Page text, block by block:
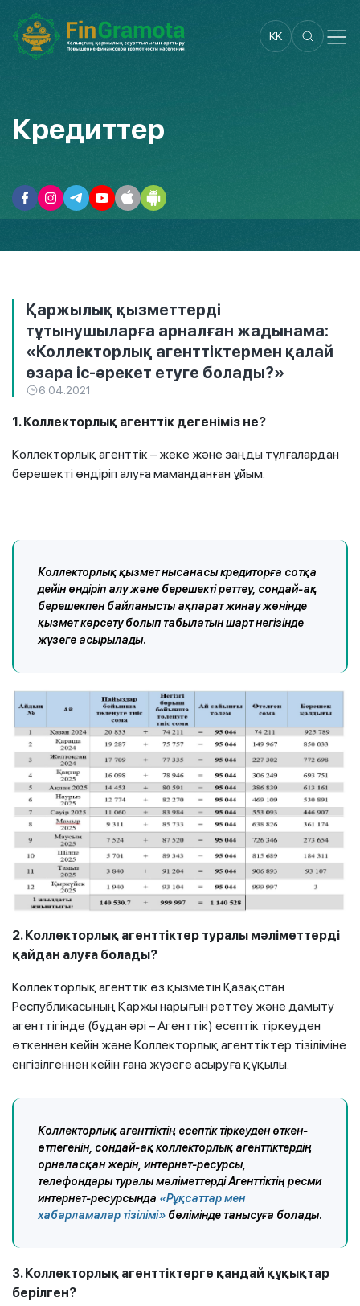
KK
Кредиттер
Қаржылық қызметтерді
тұтынушыларға арналған жадынама:
«Коллекторлық агенттіктермен қалай
өзара іс-әрекет етуге болады?»
6.04.2021
1. Коллекторлық агенттік дегеніміз не?
Коллекторлық агенттік – жеке және заңды тұлғалардан
берешекті өндіріп алуға маманданған ұйым.
Коллекторлық қызмет нысанасы кредиторға сотқа
дейін өндіріп алу және берешекті реттеу, сондай-ақ
берешекпен байланысты ақпарат жинау жөнінде
қызмет көрсету болып табылатын шарт негізінде
жүзеге асырылады.
2. Коллекторлық агенттіктер туралы мәліметтерді
қайдан алуға болады?
Коллекторлық агенттік өз қызметін Қазақстан
Республикасының Қаржы нарығын реттеу және дамыту
агенттігінде (бұдан әрі – Агенттік) есептік тіркеуден
өткеннен кейін және Коллекторлық агенттіктер тізіліміне
енгізілгеннен кейін ғана жүзеге асыруға құқылы.
Коллекторлық агенттіктің есептік тіркеуден өткен-
өтпегенін, сондай-ақ коллекторлық агенттіктердің
орналасқан жерін, интернет-ресурсы,
телефондары туралы мәліметтерді Агенттіктің ресми
интернет-ресурсында «Рұқсаттар мен
хабарламалар тізілімі» бөлімінде танысуға болады.
3. Коллекторлық агенттіктерге қандай құқықтар
берілген?